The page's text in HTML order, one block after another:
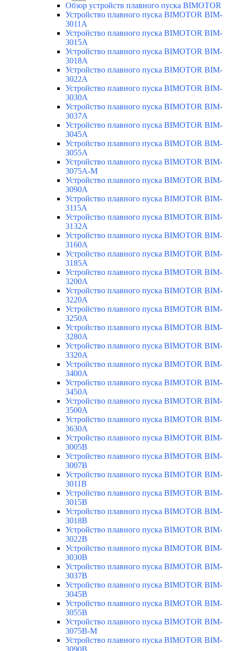
Обзор устройств плавного пуска BIMOTOR
Устройство плавного пуска BIMOTOR BIM-
3011A
Устройство плавного пуска BIMOTOR BIM-
3015A
Устройство плавного пуска BIMOTOR BIM-
3018A
Устройство плавного пуска BIMOTOR BIM-
3022A
Устройство плавного пуска BIMOTOR BIM-
3030A
Устройство плавного пуска BIMOTOR BIM-
3037A
Устройство плавного пуска BIMOTOR BIM-
3045A
Устройство плавного пуска BIMOTOR BIM-
3055A
Устройство плавного пуска BIMOTOR BIM-
3075A-M
Устройство плавного пуска BIMOTOR BIM-
3090A
Устройство плавного пуска BIMOTOR BIM-
3115A
Устройство плавного пуска BIMOTOR BIM-
3132A
Устройство плавного пуска BIMOTOR BIM-
3160A
Устройство плавного пуска BIMOTOR BIM-
3185A
Устройство плавного пуска BIMOTOR BIM-
3200A
Устройство плавного пуска BIMOTOR BIM-
3220A
Устройство плавного пуска BIMOTOR BIM-
3250A
Устройство плавного пуска BIMOTOR BIM-
3280A
Устройство плавного пуска BIMOTOR BIM-
3320A
Устройство плавного пуска BIMOTOR BIM-
3400A
Устройство плавного пуска BIMOTOR BIM-
3450A
Устройство плавного пуска BIMOTOR BIM-
3500A
Устройство плавного пуска BIMOTOR BIM-
3630A
Устройство плавного пуска BIMOTOR BIM-
3005B
Устройство плавного пуска BIMOTOR BIM-
3007B
Устройство плавного пуска BIMOTOR BIM-
3011B
Устройство плавного пуска BIMOTOR BIM-
3015B
Устройство плавного пуска BIMOTOR BIM-
3018B
Устройство плавного пуска BIMOTOR BIM-
3022B
Устройство плавного пуска BIMOTOR BIM-
3030B
Устройство плавного пуска BIMOTOR BIM-
3037B
Устройство плавного пуска BIMOTOR BIM-
3045B
Устройство плавного пуска BIMOTOR BIM-
3055B
Устройство плавного пуска BIMOTOR BIM-
3075B-M
Устройство плавного пуска BIMOTOR BIM-
3090B